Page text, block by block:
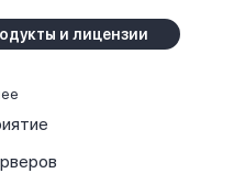
и лицензии